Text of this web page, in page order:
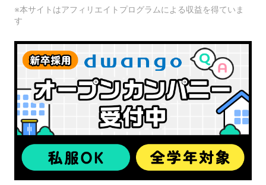
※本サイトはアフィリエイトプログラムによる収益を得ていま
す